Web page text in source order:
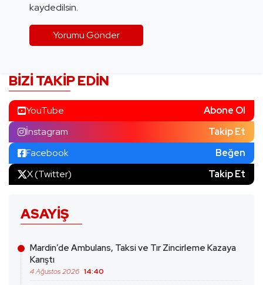
kaydedilsin.
BIZI TAKIP EDIN
YouTube
Abone Ol
İnstagram
Takip Et
Facebook
Beğen
X (Twitter)
Takip Et
ASAYIŞ
Mardin’de Ambulans, Taksi ve Tır Zincirleme Kazaya
Karıştı
4 Ağustos 2026 14:40